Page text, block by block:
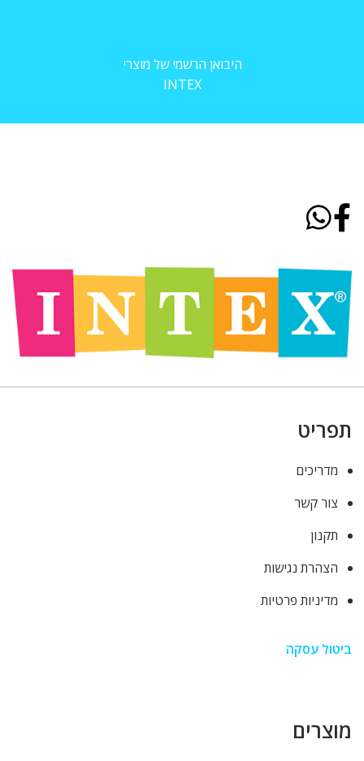
היבואן הרשמי של מוצרי
INTEX
תפריט
מדריכים
צור קשר
תקנון
הצהרת נגישות
מדיניות פרטיות
ביטול עסקה
מוצרים